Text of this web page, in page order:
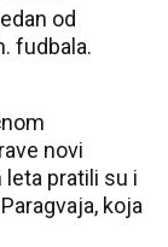
od
fudbala.
novi
pratili su i
koja